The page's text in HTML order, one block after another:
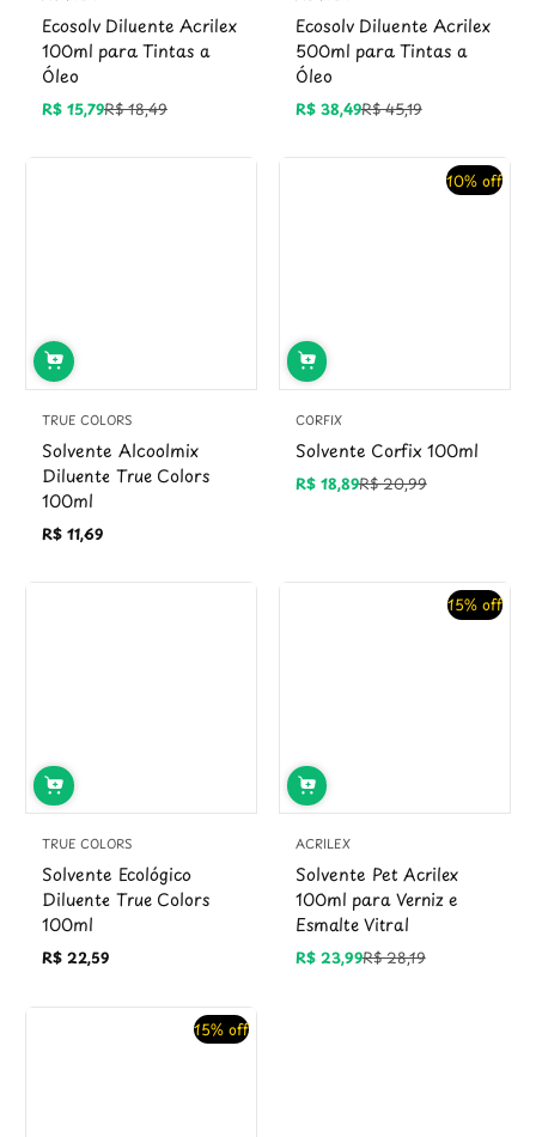
Ecosolv Diluente Acrilex
100ml para Tintas a
Óleo
Preço
R$ 15,79
Preço
R$ 18,49
Ecosolv Diluente Acrilex
500ml para Tintas a
Óleo
Preço
R$ 38,49
Preço
R$ 45,19
TRUE COLORS
Solvente Alcoolmix
Diluente True Colors
100ml
Preço
R$ 11,69
10% off
CORFIX
Solvente Corfix 100ml
Preço
R$ 18,89
Preço
R$ 20,99
TRUE COLORS
Solvente Ecológico
Diluente True Colors
100ml
Preço
R$ 22,59
15% off
ACRILEX
Solvente Pet Acrilex
100ml para Verniz e
Esmalte Vitral
Preço
R$ 23,99
Preço
R$ 28,19
15% off